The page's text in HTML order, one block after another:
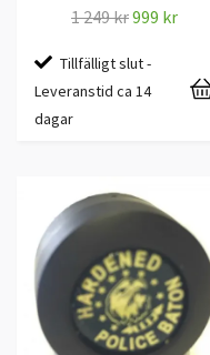
1 249 kr999 kr
Tillfälligt slut -
Leveranstid ca 14
dagar